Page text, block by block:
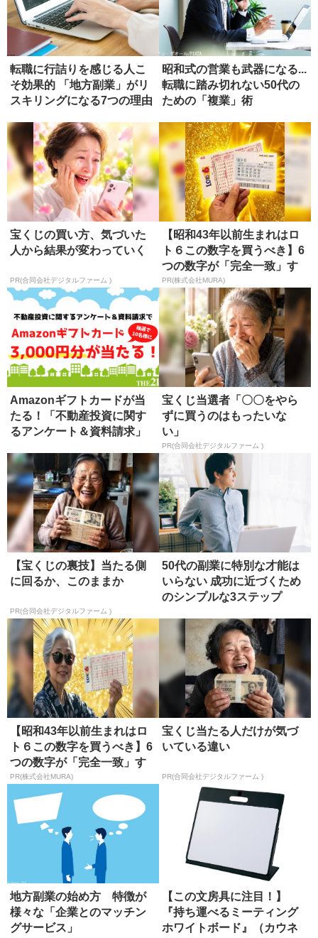
転職に行詰りを感じる人こ
そ効果的 「地方副業」がリ
スキリングになる7つの理由
昭和式の営業も武器になる...
転職に踏み切れない50代の
ための「複業」術
宝くじの買い方、気づいた
人から結果が変わっていく
PR(合同会社デジタルファーム )
【昭和43年以前生まれはロ
ト６この数字を買うべき】6
つの数字が「完全一致」す
る方...
PR(株式会社MURA)
Amazonギフトカードが当
たる！「不動産投資に関す
るアンケート＆資料請求」
宝くじ当選者「〇〇をやら
ずに買うのはもったいな
い」
PR(合同会社デジタルファーム )
【宝くじの裏技】当たる側
に回るか、このままか
PR(合同会社デジタルファーム )
50代の副業に特別な才能は
いらない 成功に近づくため
のシンプルな3ステップ
【昭和43年以前生まれはロ
ト６この数字を買うべき】6
つの数字が「完全一致」す
る方...
PR(株式会社MURA)
宝くじ当たる人だけが気づ
いている違い
PR(合同会社デジタルファーム )
地方副業の始め方 特徴が
様々な「企業とのマッチン
グサービス」
【この文房具に注目！】
『持ち運べるミーティング
ホワイトボード』（カウネ